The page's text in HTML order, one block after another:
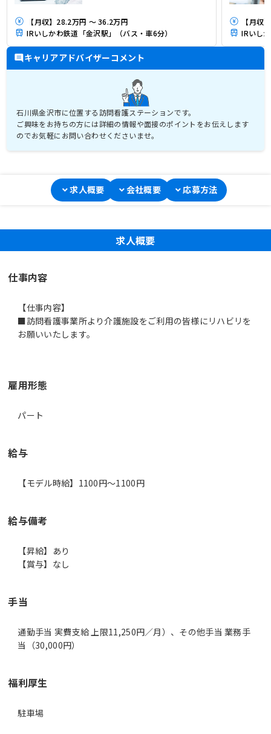
【月収】28.2万円 ～ 36.2万円
IRいしかわ鉄道「金沢駅」（バス・車6分）
【月収
IRいし
キャリアアドバイザーコメント
石川県金沢市に位置する訪問看護ステーションです。
ご興味をお持ちの方には詳細の情報や面接のポイントをお伝えします
求人概要 会社概要 応募方法
求人概要
仕事内容
【仕事内容】
■訪問看護事業所より介護施設をご利用の皆様にリハビリを
お願いいたします。
雇用形態
パート
給与
【モデル時給】1100円〜1100円
給与備考
【昇給】あり
【賞与】なし
手当
通勤手当 実費支給 上限11,250円／月）、その他手当 業務手
当（30,000円）
福利厚生
駐車場